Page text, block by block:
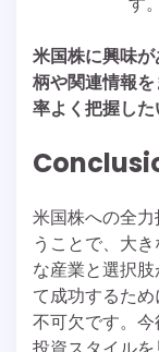
米国株に興味
柄や関連情報
率よく把握した
米国株への全
うことで、大
な産業と選択
て成功するた
不可欠です。